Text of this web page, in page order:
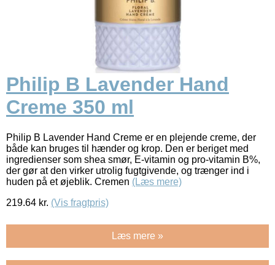
Philip B Lavender Hand
Creme 350 ml
Philip B Lavender Hand Creme er en plejende creme, der
både kan bruges til hænder og krop. Den er beriget med
ingredienser som shea smør, E-vitamin og pro-vitamin B%,
der gør at den virker utrolig fugtgivende, og trænger ind i
huden på et øjeblik. Cremen (Læs mere)
219.64 kr. (Vis fragtpris)
Læs mere »